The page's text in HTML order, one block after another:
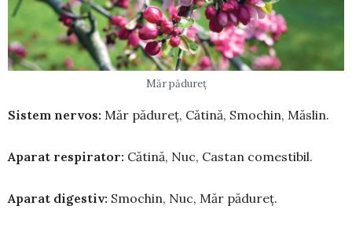
Măr pădureț
Sistem nervos: Măr pădureț, Cătină, Smo­chin, Măslin.
Aparat respirator: Cătină, Nuc, Castan co­mestibil.
Aparat digestiv: Smochin, Nuc, Măr pădureț.